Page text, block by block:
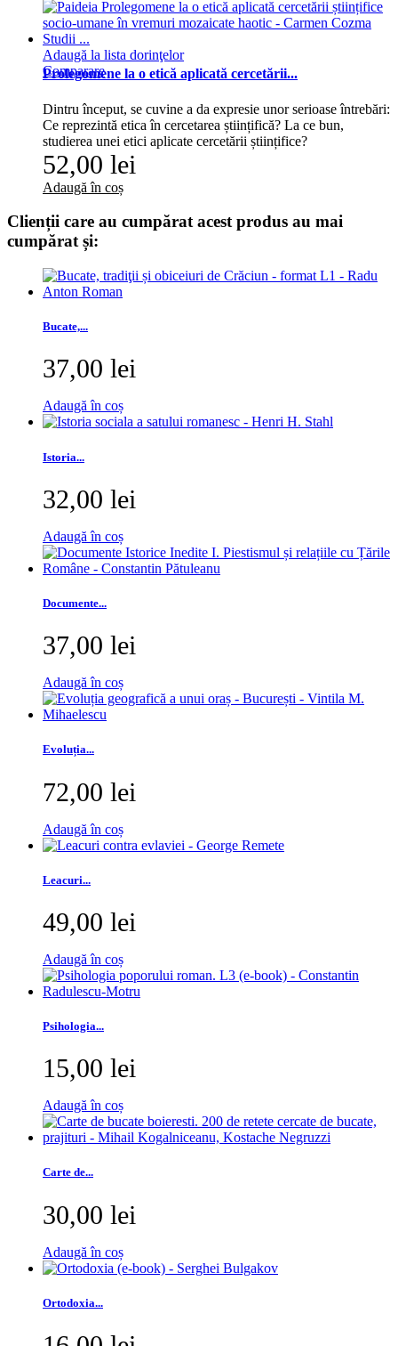
Adaugă la lista dorinţelor
Comparare
Prolegomene la o etică aplicată cercetării...
Dintru început, se cuvine a da expresie unor serioase întrebări:
Ce reprezintă etica în cercetarea științifică? La ce bun,
studierea unei etici aplicate cercetării științifice?
52,00 lei
Adaugă în coș
Clienții care au cumpărat acest produs au mai
cumpărat și:
Bucate,...
37,00 lei
Adaugă în coș
Istoria...
32,00 lei
Adaugă în coș
Documente...
37,00 lei
Adaugă în coș
Evoluția...
72,00 lei
Adaugă în coș
Leacuri...
49,00 lei
Adaugă în coș
Psihologia...
15,00 lei
Adaugă în coș
Carte de...
30,00 lei
Adaugă în coș
Ortodoxia...